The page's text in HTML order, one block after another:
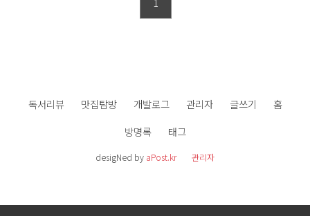
1
독서리뷰 맛집탐방 개발로그 관리자 글쓰기
홈
방명록
태그
desigNed by aPost.kr 관리자